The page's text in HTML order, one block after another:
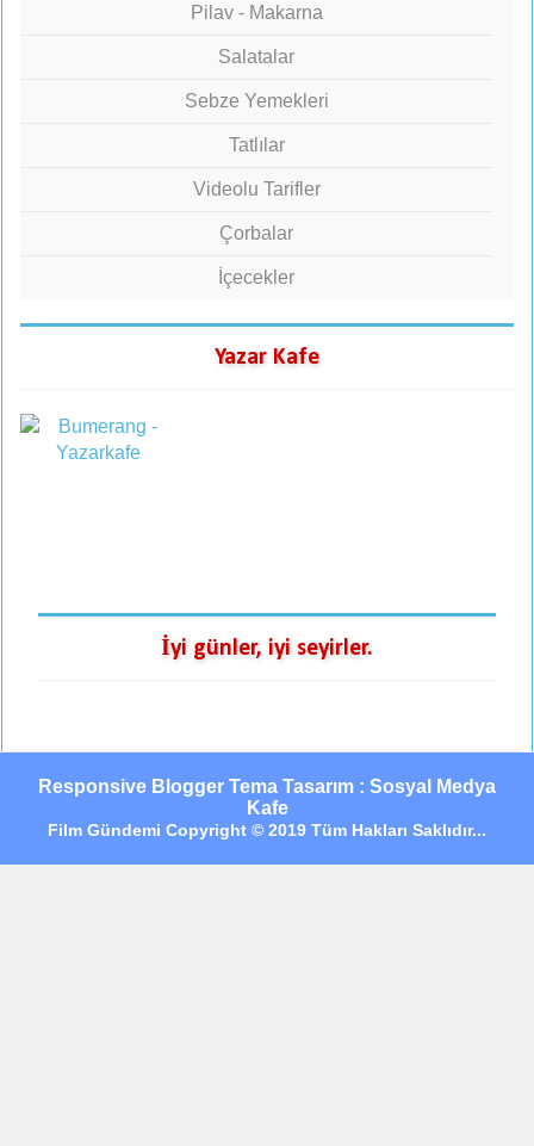
Pilav - Makarna
Salatalar
Sebze Yemekleri
Tatlılar
Videolu Tarifler
Çorbalar
İçecekler
Yazar Kafe
İyi günler, iyi seyirler.
Responsive Blogger Tema Tasarım : Sosyal Medya
Kafe
Film Gündemi Copyright © 2019 Tüm Hakları Saklıdır...